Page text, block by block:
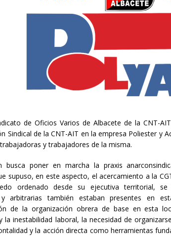
de Oficios Varios de Albacete de la CNT-
Sindical de la CNT-AIT en la empresa Poliester y
y trabajadores de la misma.
busca poner en marcha la praxis
supuso, en este aspecto, el acercamiento a la
ordenado desde su ejecutiva territorial,
arbitrarias también estaban presentes en
de la organización obrera de base en esta
la inestabilidad laboral, la necesidad de
y la acción directa como herramientas